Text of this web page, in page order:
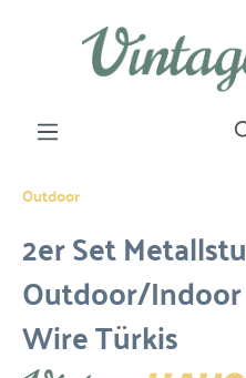
Outdoor
2er Set
Outdoor/
Wire Türkis